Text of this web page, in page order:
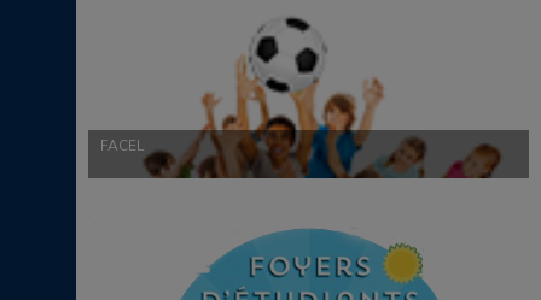
FACEL